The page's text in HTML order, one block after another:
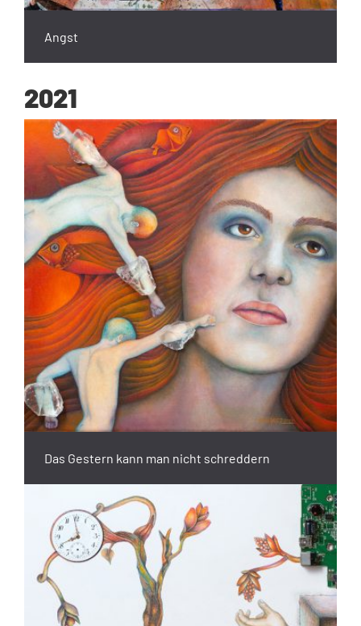
Angst
2021
Das Gestern kann man nicht schreddern